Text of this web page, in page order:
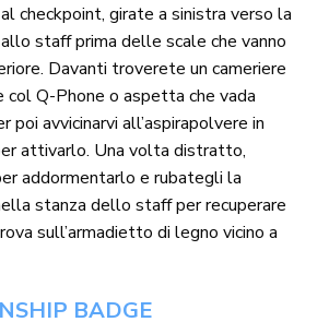
checkpoint, girate a sinistra verso la
staff prima delle scale che vanno
Davanti troverete un cameriere
Q-Phone o aspetta che vada
poi avvicinarvi all’aspirapolvere in
attivarlo. Una volta distratto,
addormentarlo e rubategli la
stanza dello staff per recuperare
sull’armadietto di legno vicino a
BADGE